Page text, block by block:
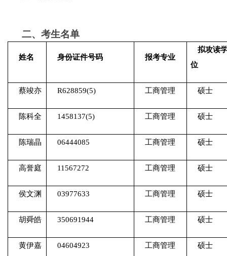
二、考生名单
姓名 身份证件号码 报考专业
拟攻读
位
蔡竣亦 R628859(5) 工商管理 硕士
陈科全 1458137(5) 工商管理 硕士
陈瑞晶 06444085 工商管理 硕士
高誉庭 11567272 工商管理 硕士
侯文渊 03977633 工商管理 硕士
胡舜皓 350691944 工商管理 硕士
黄伊嘉 04604923 工商管理 硕士